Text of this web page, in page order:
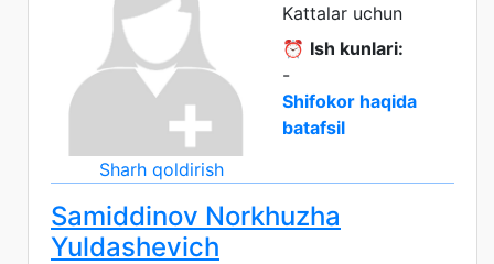
Sharh qoldirish
Kattalar uchun
⏰ Ish kunlari:
-
Shifokor haqida
batafsil
Samiddinov Norkhuzha
Yuldashevich